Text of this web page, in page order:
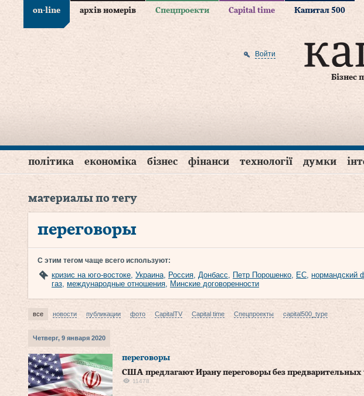
on-line архів номерів Спецпроекти Capital time Капитал 500
Бізнес
Войти
політика економіка бізнес фінанси технології думки
материалы по тегу
переговоры
С этим тегом чаще всего используют:
кризис на юго-востоке, Украина, Россия, Донбасс, Петр Порошенко, ЕС, нормандский
газ, международные отношения, Минские договоренности
все новости публикации фото CapitalTV Capital time Спецпроекты capital500_type
Четверг, 9 января 2020
переговоры
США предлагают Ирану переговоры без предварительных
11478